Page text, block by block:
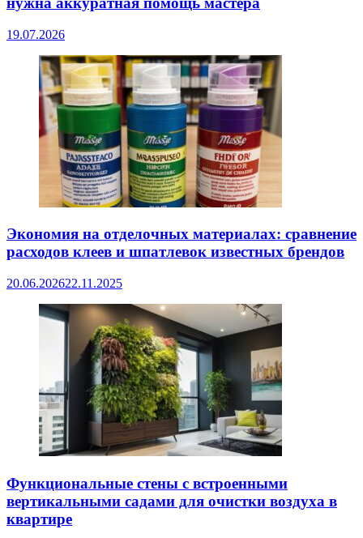
19.07.2026
Экономия на отделочных материалах: сравнение
расходов клеев и шпатлевок известных брендов
20.06.202622.11.2025
Функциональные стены с встроенными
вертикальными садами для очистки воздуха в
квартире